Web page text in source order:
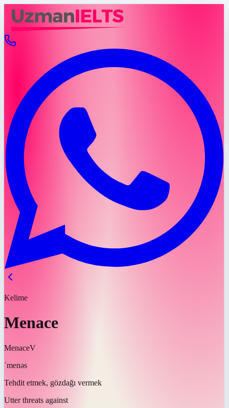
Kelime
Menace
MenaceV
ˈmenəs
Tehdit etmek, gözdağı vermek
Utter threats against